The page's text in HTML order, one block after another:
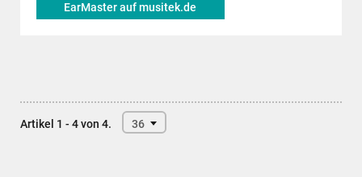
EarMaster auf musitek.de
Artikel 1 - 4 von 4. 36